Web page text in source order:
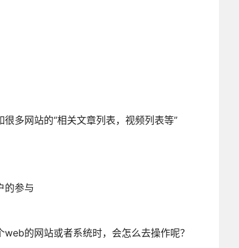
多网站的“相关文章列表，视频列表等”
的参与
的网站或者系统时，会怎么去操作呢？